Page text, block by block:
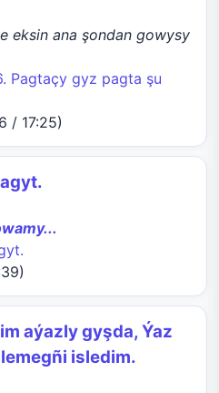
eksin ana şondan gowysy
Pagtaçy gyz pagta şu
/ 17:25)
aýazly gyşda, Ýaz
isledim.